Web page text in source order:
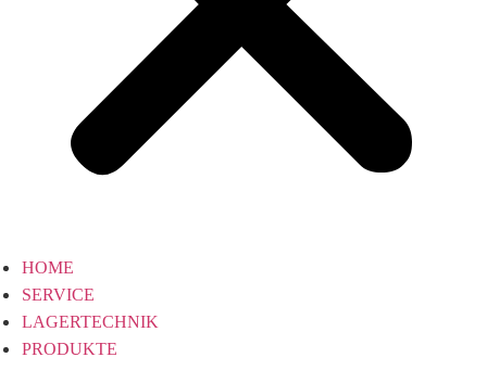
HOME
SERVICE
LAGERTECHNIK
PRODUKTE